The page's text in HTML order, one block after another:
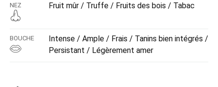
NEZ Fruit mûr / Truffe / Fruits des bois / Tabac
BOUCHE
Intense / Ample / Frais / Tanins bien intégrés /
Persistant / Légèrement amer